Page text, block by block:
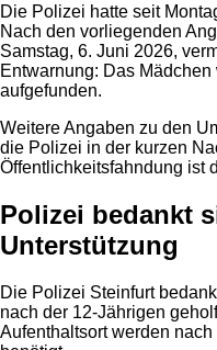
Die Polizei hatte seit
Nach den vorliegenden
Samstag, 6. Juni 2026,
Entwarnung: Das
aufgefunden.
Weitere Angaben zu den
die Polizei in der kurzen
Öffentlichkeitsfahndung ist
Polizei bedankt
Unterstützung
Die Polizei Steinfurt
nach der 12-Jährigen
Aufenthaltsort werden